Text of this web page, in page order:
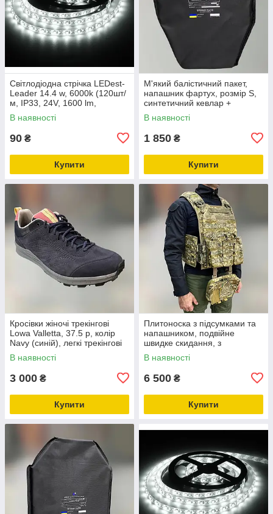
Світлодіодна стрічка LEDest-
Leader 14.4 w, 6000k (120шт/
м, IP33, 24V, 1600 lm,
SMD2835, 36м.гар)
В наявності
90 ₴
Купити
М'який балістичний пакет,
напашник фартух, розмір S,
синтетичний кевлар +
НВМПЕ, захист ДСТУ 1
В наявності
1 850 ₴
Купити
Кросівки жіночі трекінгові
Lowa Valletta, 37.5 р, колір
Navy (синій), легкі трекінгові
черевики
В наявності
3 000 ₴
Купити
Плитоноска з підсумками та
напашником, подвійне
швидке скидання, з
камербандами, Український
Піксель, MOLLE, Cordura
В наявності
6 500 ₴
Купити